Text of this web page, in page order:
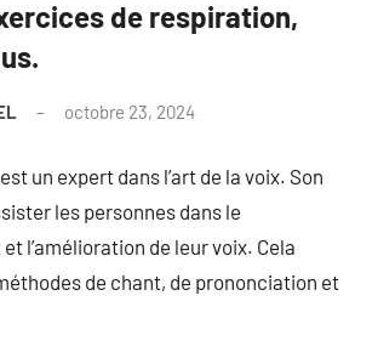
de respiration,
octobre 23, 2024
un expert dans l’art de la voix. Son
les personnes dans le
l’amélioration de leur voix. Cela
de chant, de prononciation et